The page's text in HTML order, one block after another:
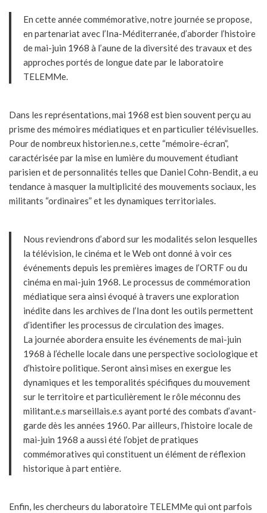
En cette année commémorative, notre journée se propose,
en partenariat avec l’Ina-Méditerranée, d’aborder l’histoire
de mai-juin 1968 à l’aune de la diversité des travaux et des
approches portés de longue date par le laboratoire
TELEMMe.
Dans les représentations, mai 1968 est bien souvent perçu au
prisme des mémoires médiatiques et en particulier télévisuelles.
Pour de nombreux historien.ne.s, cette “mémoire-écran”,
caractérisée par la mise en lumière du mouvement étudiant
parisien et de personnalités telles que Daniel Cohn-Bendit, a eu
tendance à masquer la multiplicité des mouvements sociaux, les
militants “ordinaires” et les dynamiques territoriales.
Nous reviendrons d’abord sur les modalités selon lesquelles
la télévision, le cinéma et le Web ont donné à voir ces
événements depuis les premières images de l’ORTF ou du
cinéma en mai-juin 1968. Le processus de commémoration
médiatique sera ainsi évoqué à travers une exploration
inédite dans les archives de l’Ina dont les outils permettent
d’identifier les processus de circulation des images.
La journée abordera ensuite les événements de mai-juin
1968 à l’échelle locale dans une perspective sociologique et
d’histoire politique. Seront ainsi mises en exergue les
dynamiques et les temporalités spécifiques du mouvement
sur le territoire et particulièrement le rôle méconnu des
militant.e.s marseillais.e.s ayant porté des combats d’avant-
garde dès les années 1960. Par ailleurs, l’histoire locale de
mai-juin 1968 a aussi été l’objet de pratiques
commémoratives qui constituent un élément de réflexion
historique à part entière.
Enfin, les chercheurs du laboratoire TELEMMe qui ont parfois